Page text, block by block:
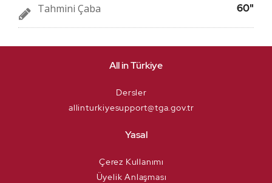
Tahmini Çaba 60"
All in Türkiye
Dersler
allinturkiyesupport@tga.gov.tr
Yasal
Çerez Kullanımı
Üyelik Anlaşması